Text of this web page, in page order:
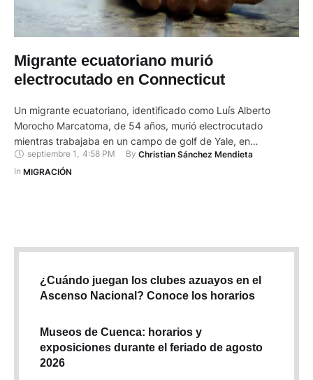
Migrante ecuatoriano murió
electrocutado en Connecticut
Un migrante ecuatoriano, identificado como Luís Alberto
Morocho Marcatoma, de 54 años, murió electrocutado
mientras trabajaba en un campo de golf de Yale, en
Connecticut, en los Estados Unidos (EE.UU.). Marcatoma era
un contratista que participaba en un proyecto de restauración
septiembre 1 , 4:58 PM By Christian Sánchez Mendieta
In MIGRACIÓN
¿Cuándo juegan los clubes azuayos en el
Ascenso Nacional? Conoce los horarios
Museos de Cuenca: horarios y
exposiciones durante el feriado de agosto
2026